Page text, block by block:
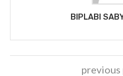
BIPLABI
previous